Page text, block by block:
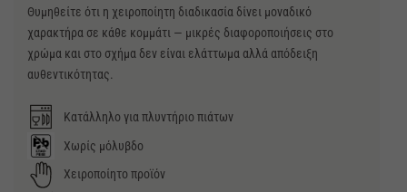
Θυμηθείτε ότι η χειροποίητη διαδικασία δίνει μοναδικό
χαρακτήρα σε κάθε κομμάτι — μικρές διαφοροποιήσεις στο
χρώμα και στο σχήμα δεν είναι ελάττωμα αλλά απόδειξη
αυθεντικότητας.
Κατάλληλο για πλυντήριο πιάτων
Χωρίς μόλυβδο
Χειροποίητο προϊόν